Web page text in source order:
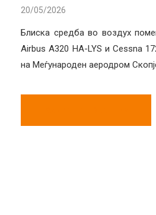
20/05/2026
Блиска средба во воздух
Airbus A320 HA-LYS и Cessna
на Меѓународен аеродром